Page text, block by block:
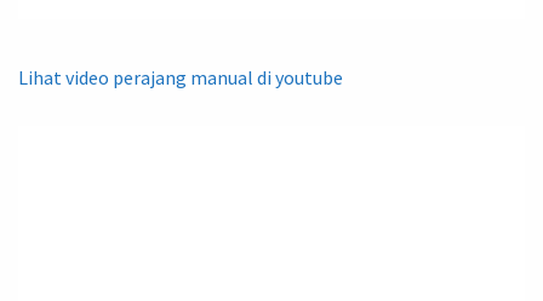
Lihat video perajang manual di youtube